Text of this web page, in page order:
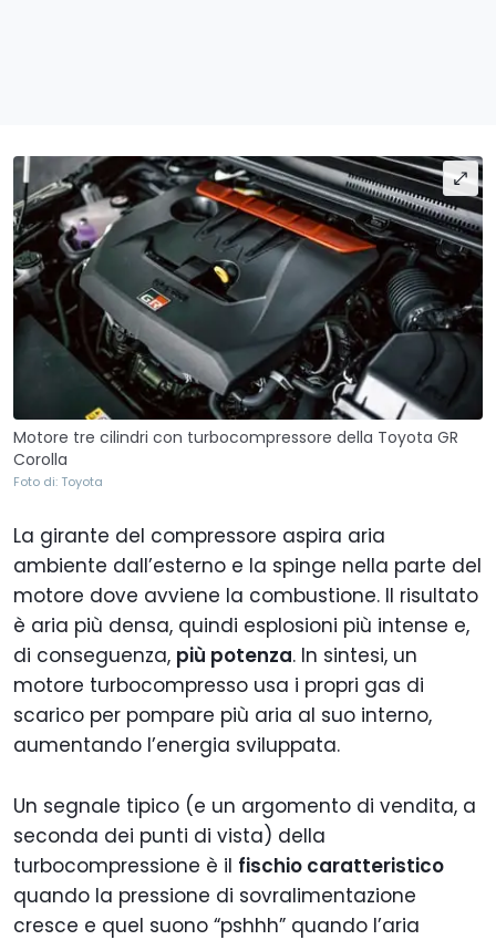
Motore tre cilindri con turbocompressore della Toyota GR
Corolla
Foto di: Toyota
La girante del compressore aspira aria
ambiente dall’esterno e la spinge nella parte del
motore dove avviene la combustione. Il risultato
è aria più densa, quindi esplosioni più intense e,
di conseguenza, più potenza. In sintesi, un
motore turbocompresso usa i propri gas di
scarico per pompare più aria al suo interno,
aumentando l’energia sviluppata.
Un segnale tipico (e un argomento di vendita, a
seconda dei punti di vista) della
turbocompressione è il fischio caratteristico
quando la pressione di sovralimentazione
cresce e quel suono “pshhh” quando l’aria